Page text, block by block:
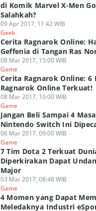
di Komik Marvel X-Men
Salahkah?
09 Apr 2017, 11:42 WIB
Geek
Cerita Ragnarok Online:
Geffenia di Tangan Ras
08 Mar 2017, 15:00 WIB
Game
Cerita Ragnarok Online: 6
Ragnarok Online Terkuat!
08 Mar 2017, 10:00 WIB
Game
Jangan Beli Sampai 4
Nintendo Switch Ini
06 Mar 2017, 09:00 WIB
Game
7 Tim Dota 2 Terkuat
Diperkirakan Dapat
Major
03 Mar 2017, 08:48 WIB
Game
4 Momen yang Dapat
Meledaknya Industri